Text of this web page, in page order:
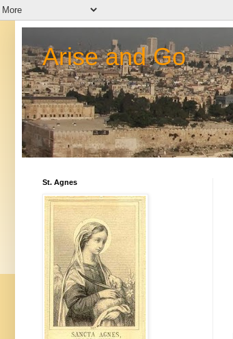
Arise and Go
St. Agnes